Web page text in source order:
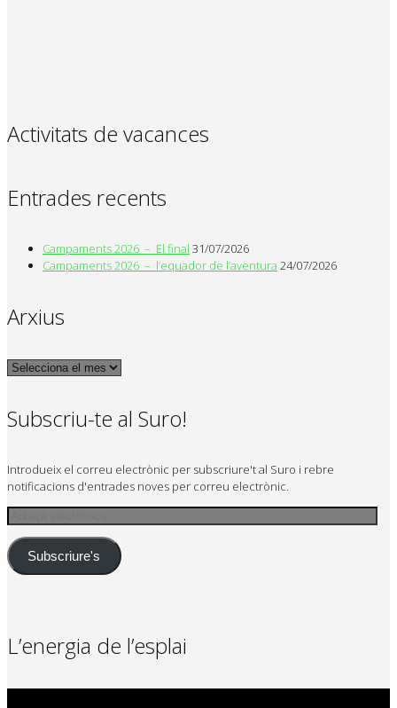
Activitats de vacances
Entrades recents
Campaments 2026 – El final 31/07/2026
Campaments 2026 – l’equador de l’aventura 24/07/2026
Arxius
Arxius
Subscriu-te al Suro!
Introdueix el correu electrònic per subscriure't al Suro i rebre
notificacions d'entrades noves per correu electrònic.
Adreça
electrònica
Subscriure's
L’energia de l’esplai